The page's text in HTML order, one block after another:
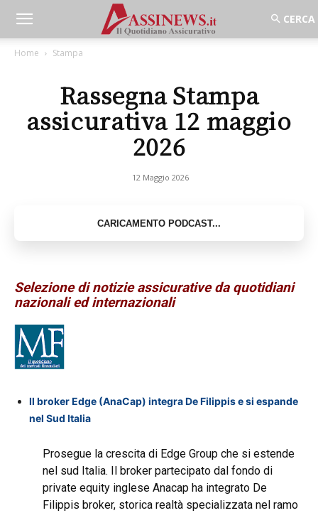
Home Stampa
Rassegna Stampa
assicurativa 12 maggio
2026
12 Maggio 2026
Selezione di notizie assicurative da quotidiani
nazionali ed internazionali
Il broker Edge (AnaCap) integra De Filippis e si espande
nel Sud Italia
Prosegue la crescita di Edge Group che si estende
nel sud Italia. Il broker partecipato dal fondo di
private equity inglese Anacap ha integrato De
Filippis broker, storica realtà specializzata nel ramo